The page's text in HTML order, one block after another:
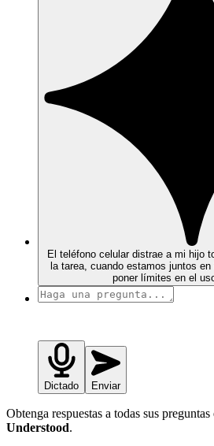
El teléfono celular distrae a mi hijo
la tarea, cuando estamos juntos
poner límites en el
Dictado Enviar
Obtenga respuestas a todas sus preguntas
Understood.